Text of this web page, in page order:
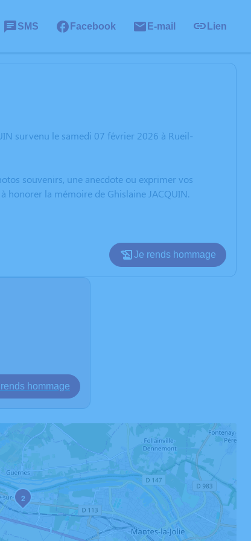
SMS Facebook E-mail Lien
survenu le samedi 07 février 2026 à Rueil-
souvenirs, une anecdote ou exprimer vos
honorer la mémoire de Ghislaine JACQUIN.
Je rends hommage
hommage
2